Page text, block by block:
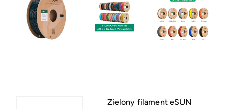
Zielony filament eSUN